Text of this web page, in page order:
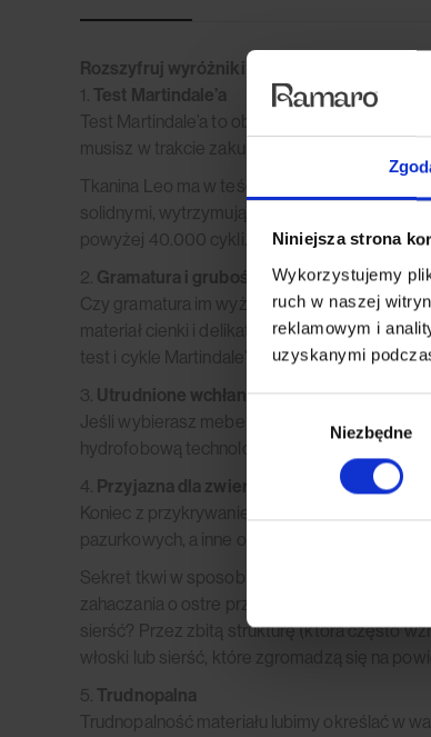
Niniejsza strona
Wykorzystujemy
ruch w naszej
reklamowym i
uzyskanymi
Niezbędne
Rozszyfruj wyróżniki tkaniny Leo:
1. Test Martindale’a
Test Martindale’a to obiektywna metryka
musisz w trakcie zakupów siadać na sofie
Tkanina Leo ma w teście Martindale’a 50
solidnymi, wytrzymują 10.000 cykli. Lepsze
powyżej 40.000 cykli. Wniosek: o Leo
2. Gramatura i grubość materiału
Czy gramatura im wyższa, tym gęstsza, a
materiał cienki i delikatny, a jednocześnie
test i cykle Martindale’a – o którym już
3. Utrudnione wchłanianie płynów i łatwe
Jeśli wybierasz mebel swoich marzeń, ale
hydrofobową technologię ochronną. Dzięki
4. Przyjazna dla zwierząt
Koniec z przykrywaniem mebli kocem lub
pazurkowych, a inne omijane są przez
Sekret tkwi w sposobie i gęstości tkania, a
zahaczania o ostre przedmioty. Co więcej —
sierść? Przez zbitą strukturę (która często
włoski lub sierść, które zgromadzą się na
5. Trudnopalna
Trudnopalność materiału lubimy określać w